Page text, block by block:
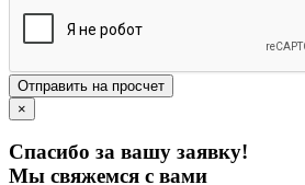
Отправить на просчет
×
Спасибо за вашу заявку!
Мы свяжемся с вами